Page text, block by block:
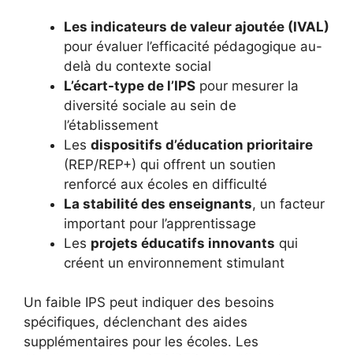
Les indicateurs de valeur ajoutée (IVAL)
pour évaluer l’efficacité pédagogique au-
delà du contexte social
L’écart-type de l’IPS pour mesurer la
diversité sociale au sein de
l’établissement
Les dispositifs d’éducation prioritaire
(REP/REP+) qui offrent un soutien
renforcé aux écoles en difficulté
La stabilité des enseignants, un facteur
important pour l’apprentissage
Les projets éducatifs innovants qui
créent un environnement stimulant
Un faible IPS peut indiquer des besoins
spécifiques, déclenchant des aides
supplémentaires pour les écoles. Les